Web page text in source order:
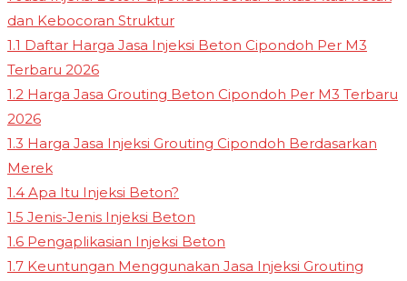
dan Kebocoran Struktur
1.1 Daftar Harga Jasa Injeksi Beton Cipondoh Per M3
Terbaru 2026
1.2 Harga Jasa Grouting Beton Cipondoh Per M3 Terbaru
2026
1.3 Harga Jasa Injeksi Grouting Cipondoh Berdasarkan
Merek
1.4 Apa Itu Injeksi Beton?
1.5 Jenis-Jenis Injeksi Beton
1.6 Pengaplikasian Injeksi Beton
1.7 Keuntungan Menggunakan Jasa Injeksi Grouting